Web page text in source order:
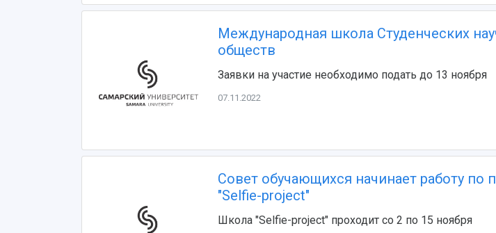
Международная школа Студенческих
обществ
Заявки на участие необходимо подать до 13 ноября
07.11.2022
Совет обучающихся начинает работу по
"Selfie-project"
Школа "Selfie-project" проходит со 2 по 15 ноября